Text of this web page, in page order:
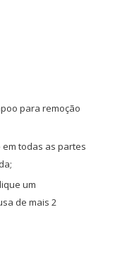
para remoção
todas as partes
um
de mais 2